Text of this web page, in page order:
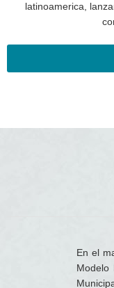
latinoamerica,
En el
Modelo